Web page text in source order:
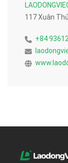
117 Xuân
+84